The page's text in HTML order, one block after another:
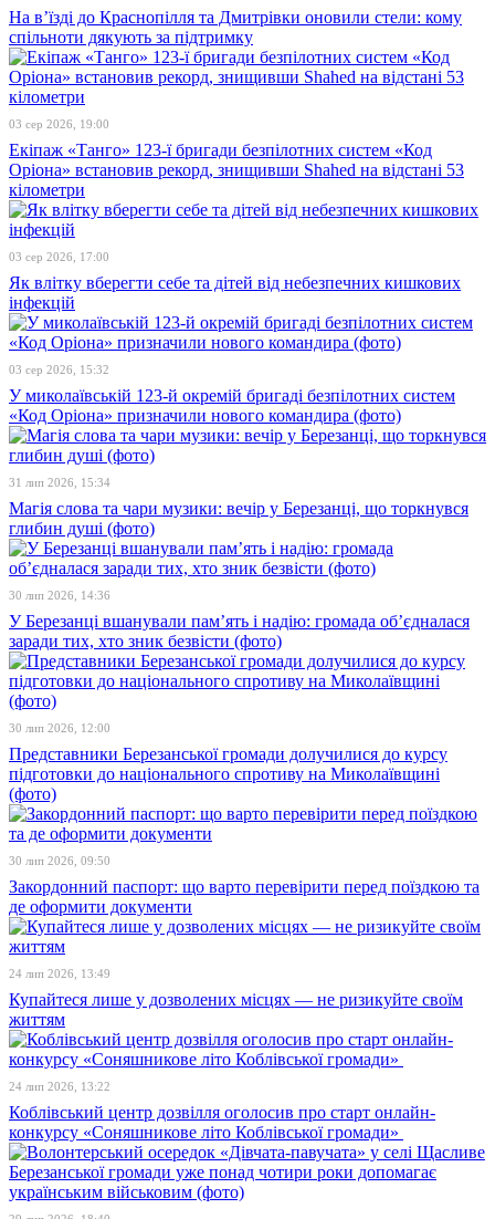
На в’їзді до Краснопілля та Дмитрівки оновили стели: кому
спільноти дякують за підтримку
03 сер 2026, 19:00
Екіпаж «Танго» 123-ї бригади безпілотних систем «Код
Оріона» встановив рекорд, знищивши Shahed на відстані 53
кілометри
03 сер 2026, 17:00
Як влітку вберегти себе та дітей від небезпечних кишкових
інфекцій
03 сер 2026, 15:32
У миколаївській 123-й окремій бригаді безпілотних систем
«Код Оріона» призначили нового командира (фото)
31 лип 2026, 15:34
Магія слова та чари музики: вечір у Березанці, що торкнувся
глибин душі (фото)
30 лип 2026, 14:36
У Березанці вшанували пам’ять і надію: громада об’єдналася
заради тих, хто зник безвісти (фото)
30 лип 2026, 12:00
Представники Березанської громади долучилися до курсу
підготовки до національного спротиву на Миколаївщині
(фото)
30 лип 2026, 09:50
Закордонний паспорт: що варто перевірити перед поїздкою та
де оформити документи
24 лип 2026, 13:49
Купайтеся лише у дозволених місцях — не ризикуйте своїм
життям
24 лип 2026, 13:22
Коблівський центр дозвілля оголосив про старт онлайн-
конкурсу «Соняшникове літо Коблівської громади»